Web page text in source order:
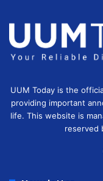
UUM Today is the
providing important
life. This website is
reserved